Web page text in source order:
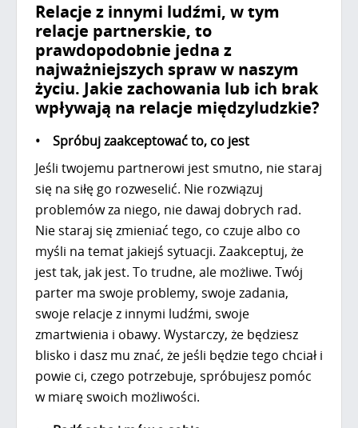
Relacje z innymi ludźmi, w tym
relacje partnerskie, to
prawdopodobnie jedna z
najważniejszych spraw w naszym
życiu. Jakie zachowania lub ich brak
wpływają na relacje międzyludzkie?
• Spróbuj zaakceptować to, co jest
Jeśli twojemu partnerowi jest smutno, nie staraj
się na siłę go rozweselić. Nie rozwiązuj
problemów za niego, nie dawaj dobrych rad.
Nie staraj się zmieniać tego, co czuje albo co
myśli na temat jakiejś sytuacji. Zaakceptuj, że
jest tak, jak jest. To trudne, ale możliwe. Twój
parter ma swoje problemy, swoje zadania,
swoje relacje z innymi ludźmi, swoje
zmartwienia i obawy. Wystarczy, że będziesz
blisko i dasz mu znać, że jeśli będzie tego chciał i
powie ci, czego potrzebuje, spróbujesz pomóc
w miarę swoich możliwości.